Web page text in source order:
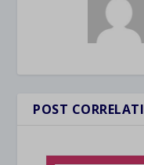
POST CORRELATI